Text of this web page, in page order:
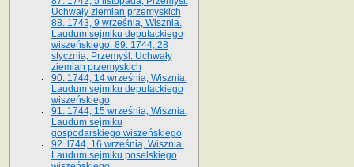
Uchwały ziemian przemyskich
88. 1743, 9 września, Wisznia.
Laudum sejmiku deputackiego
wiszeńskiego. 89. 1744, 28
stycznia, Przemyśl. Uchwały
ziemian przemyskich
90. 1744, 14 września, Wisznia.
Laudum sejmiku deputackiego
wiszeńskiego
91. 1744, 15 września, Wisznia.
Laudum sejmiku
gospodarskiego wiszeńskiego
92. l744, 16 września, Wisznia.
Laudum sejmiku poselskiego